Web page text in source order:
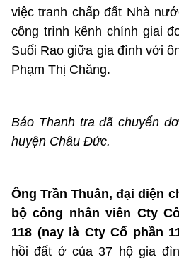
việc tranh chấp đất Nhà
công trình kênh chính giai
Suối Rao giữa gia đình với
Phạm Thị Chăng.
Báo Thanh tra đã chuyển
huyện Châu Đức.
Ông Trần Thuân, đại diện
bộ công nhân viên Cty
118 (nay là Cty Cổ phần
hồi đất ở của 37 hộ gia